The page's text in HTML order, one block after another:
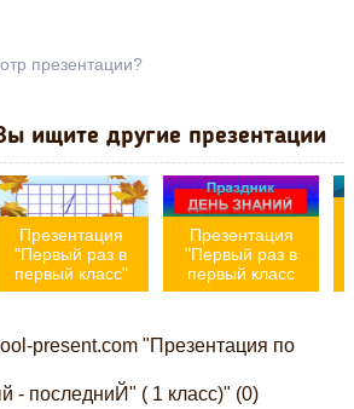
презентации?
ищите другие презентации
Презентация
"Первый раз в
первый класс"
Презентация
"Первый раз в
первый класс
present.com "Презентация по
- последниЙ" ( 1 класс)" (0)